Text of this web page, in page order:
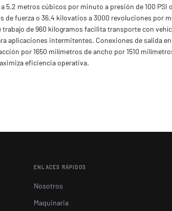
metros cúbicos por minuto a presión de 100 PSI
fuerza o 36.4 kilovatios a 3000 revoluciones por
de 960 kilogramos facilita transporte con
aplicaciones intermitentes. Conexiones de salida
por 1650 milímetros de ancho por 1510
eficiencia operativa.
ENLACES RÁPIDOS
Nosotros
Maquinaria